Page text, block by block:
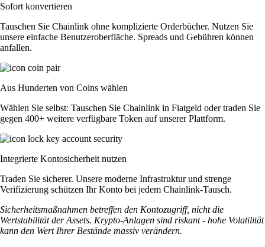
Sofort konvertieren
Tauschen Sie Chainlink ohne komplizierte Orderbücher. Nutzen Sie
unsere einfache Benutzeroberfläche. Spreads und Gebühren können
anfallen.
Aus Hunderten von Coins wählen
Wählen Sie selbst: Tauschen Sie Chainlink in Fiatgeld oder traden Sie
gegen 400+ weitere verfügbare Token auf unserer Plattform.
Integrierte Kontosicherheit nutzen
Traden Sie sicherer. Unsere moderne Infrastruktur und strenge
Verifizierung schützen Ihr Konto bei jedem Chainlink-Tausch.
Sicherheitsmaßnahmen betreffen den Kontozugriff, nicht die
Wertstabilität der Assets. Krypto-Anlagen sind riskant - hohe Volatilität
kann den Wert Ihrer Bestände massiv verändern.